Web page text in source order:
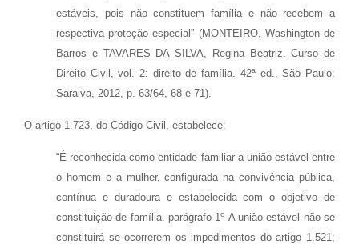
estáveis, pois não constituem família e não recebem a
respectiva proteção especial” (MONTEIRO, Washington de
Barros e TAVARES DA SILVA, Regina Beatriz. Curso de
Direito Civil, vol. 2: direito de família. 42ª ed., São Paulo:
Saraiva, 2012, p. 63/64, 68 e 71).
O artigo 1.723, do Código Civil, estabelece:
“É reconhecida como entidade familiar a união estável entre
o homem e a mulher, configurada na convivência pública,
contínua e duradoura e estabelecida com o objetivo de
constituição de família. parágrafo 1oA união estável não se
constituirá se ocorrerem os impedimentos do artigo 1.521;